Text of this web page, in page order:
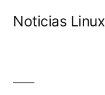
Noticias Linux